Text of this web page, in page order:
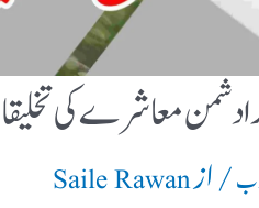
دشمن معاشرے کی
/ ازSaile Rawan